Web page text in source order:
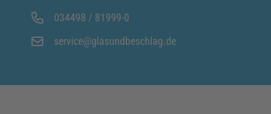
034498 / 81999-0
service@glasundbeschlag.de